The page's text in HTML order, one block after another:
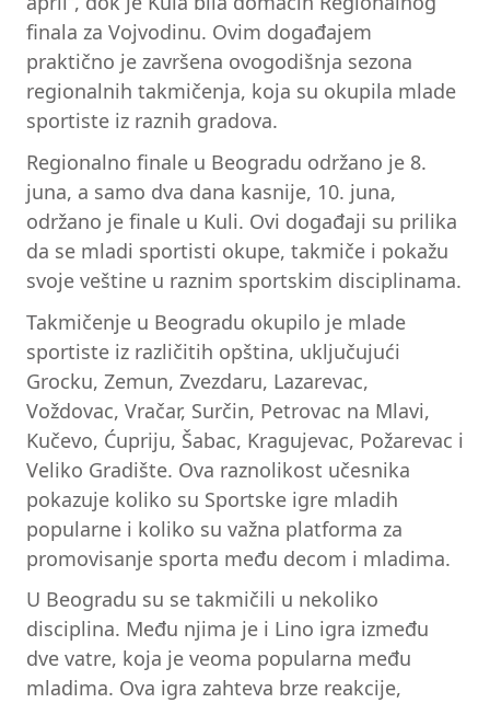
finala za Vojvodinu. Ovim događajem
praktično je završena ovogodišnja sezona
regionalnih takmičenja, koja su okupila mlade
sportiste iz raznih gradova.
Regionalno finale u Beogradu održano je 8.
juna, a samo dva dana kasnije, 10. juna,
održano je finale u Kuli. Ovi događaji su prilika
da se mladi sportisti okupe, takmiče i pokažu
svoje veštine u raznim sportskim disciplinama.
Takmičenje u Beogradu okupilo je mlade
sportiste iz različitih opština, uključujući
Grocku, Zemun, Zvezdaru, Lazarevac,
Voždovac, Vračar, Surčin, Petrovac na Mlavi,
Kučevo, Ćupriju, Šabac, Kragujevac, Požarevac i
Veliko Gradište. Ova raznolikost učesnika
pokazuje koliko su Sportske igre mladih
popularne i koliko su važna platforma za
promovisanje sporta među decom i mladima.
U Beogradu su se takmičili u nekoliko
disciplina. Među njima je i Lino igra između
dve vatre, koja je veoma popularna među
mladima. Ova igra zahteva brze reakcije,